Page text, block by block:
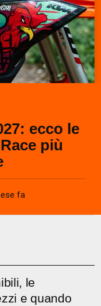
ecco le
più
fa
le
e quando